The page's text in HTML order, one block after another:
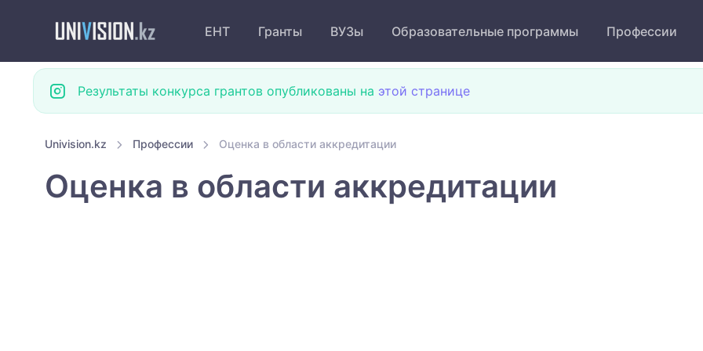
ЕНТ Гранты ВУЗы Образовательные программы Профессии
Результаты конкурса грантов опубликованы на этой странице
Univision.kz Профессии Оценка в области аккредитации
Оценка в области аккредитации